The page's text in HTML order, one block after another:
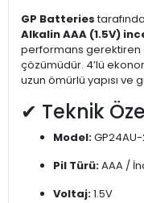
GP Batteries
Alkalin AAA (1.5V)
performans gerektiren
çözümüdür. 4’lü
uzun ömürlü yapısı ve
✔ Teknik
Model:
Pil Türü:AAA /
Voltaj:1.5V